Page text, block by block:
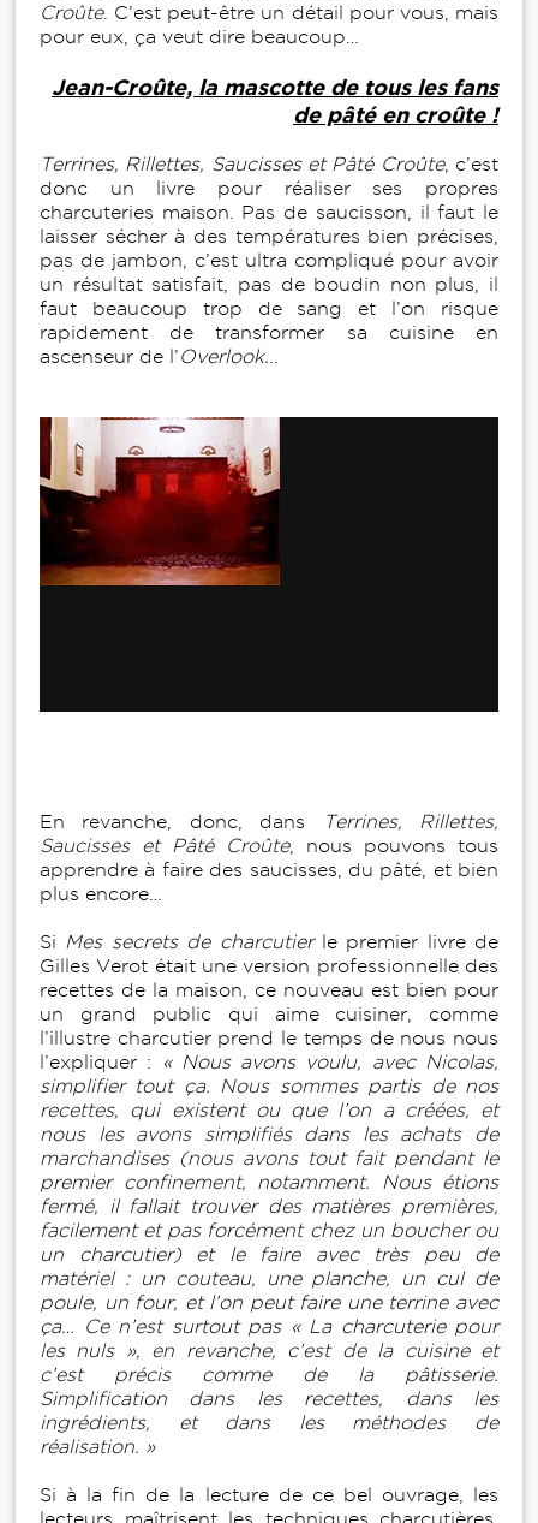
Croûte. C’est peut-être un détail pour vous, mais
pour eux, ça veut dire beaucoup…
Jean-Croûte, la mascotte de tous les fans
de pâté en croûte !
Terrines, Rillettes, Saucisses et Pâté Croûte, c’est
donc un livre
pour réaliser ses propres
charcuteries maison. Pas de saucisson, il faut le
laisser sécher à des températures bien précises,
pas de jambon, c’est ultra compliqué pour avoir
un résultat satisfait, pas de boudin non plus, il
faut beaucoup trop de sang et l’on risque
rapidement de transformer sa cuisine en
ascenseur de l’Overlook.
En revanche, donc, dans
Terrines, Rillettes,
Saucisses et Pâté Croûte, nous pouvons tous
apprendre à faire des saucisses, du pâté, et bien
plus encore…
Si Mes secrets de charcutierle premier livre de
Gilles Verot était une version professionnelle des
recettes de la maison, ce nouveau est bien pour
un grand public qui aime cuisiner, comme
l’illustre charcutier prend le temps de nous nous
l’expliquer :
« Nous avons voulu, avec Nicolas,
simplifier tout ça. Nous sommes partis de nos
recettes, qui existent ou que l’on a créées, et
nous les avons simplifiés dans les achats de
marchandises (nous avons tout fait pendant le
premier confinement, notamment. Nous étions
fermé, il fallait trouver des matières premières,
facilement et pas forcément chez un boucher ou
un charcutier) et le faire avec très peu de
matériel : un couteau, une planche, un cul de
poule, un four, et l’on peut faire une terrine avec
ça… Ce n’est surtout pas « La charcuterie pour
les nuls », en revanche, c’est de la cuisine et
c’est précis comme de la pâtisserie.
Simplification dans les recettes, dans les
ingrédients, et dans les méthodes de
réalisation. »
Si à la fin de la lecture de ce bel ouvrage, les
lecteurs maîtrisent les techniques charcutières,